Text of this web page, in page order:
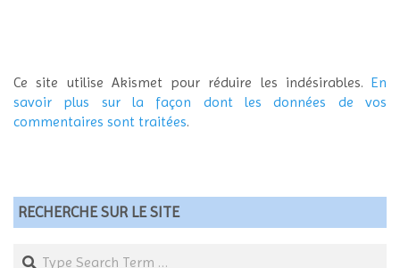
Ce site utilise Akismet pour réduire les indésirables. En
savoir plus sur la façon dont les données de vos
commentaires sont traitées.
RECHERCHE SUR LE SITE
Search